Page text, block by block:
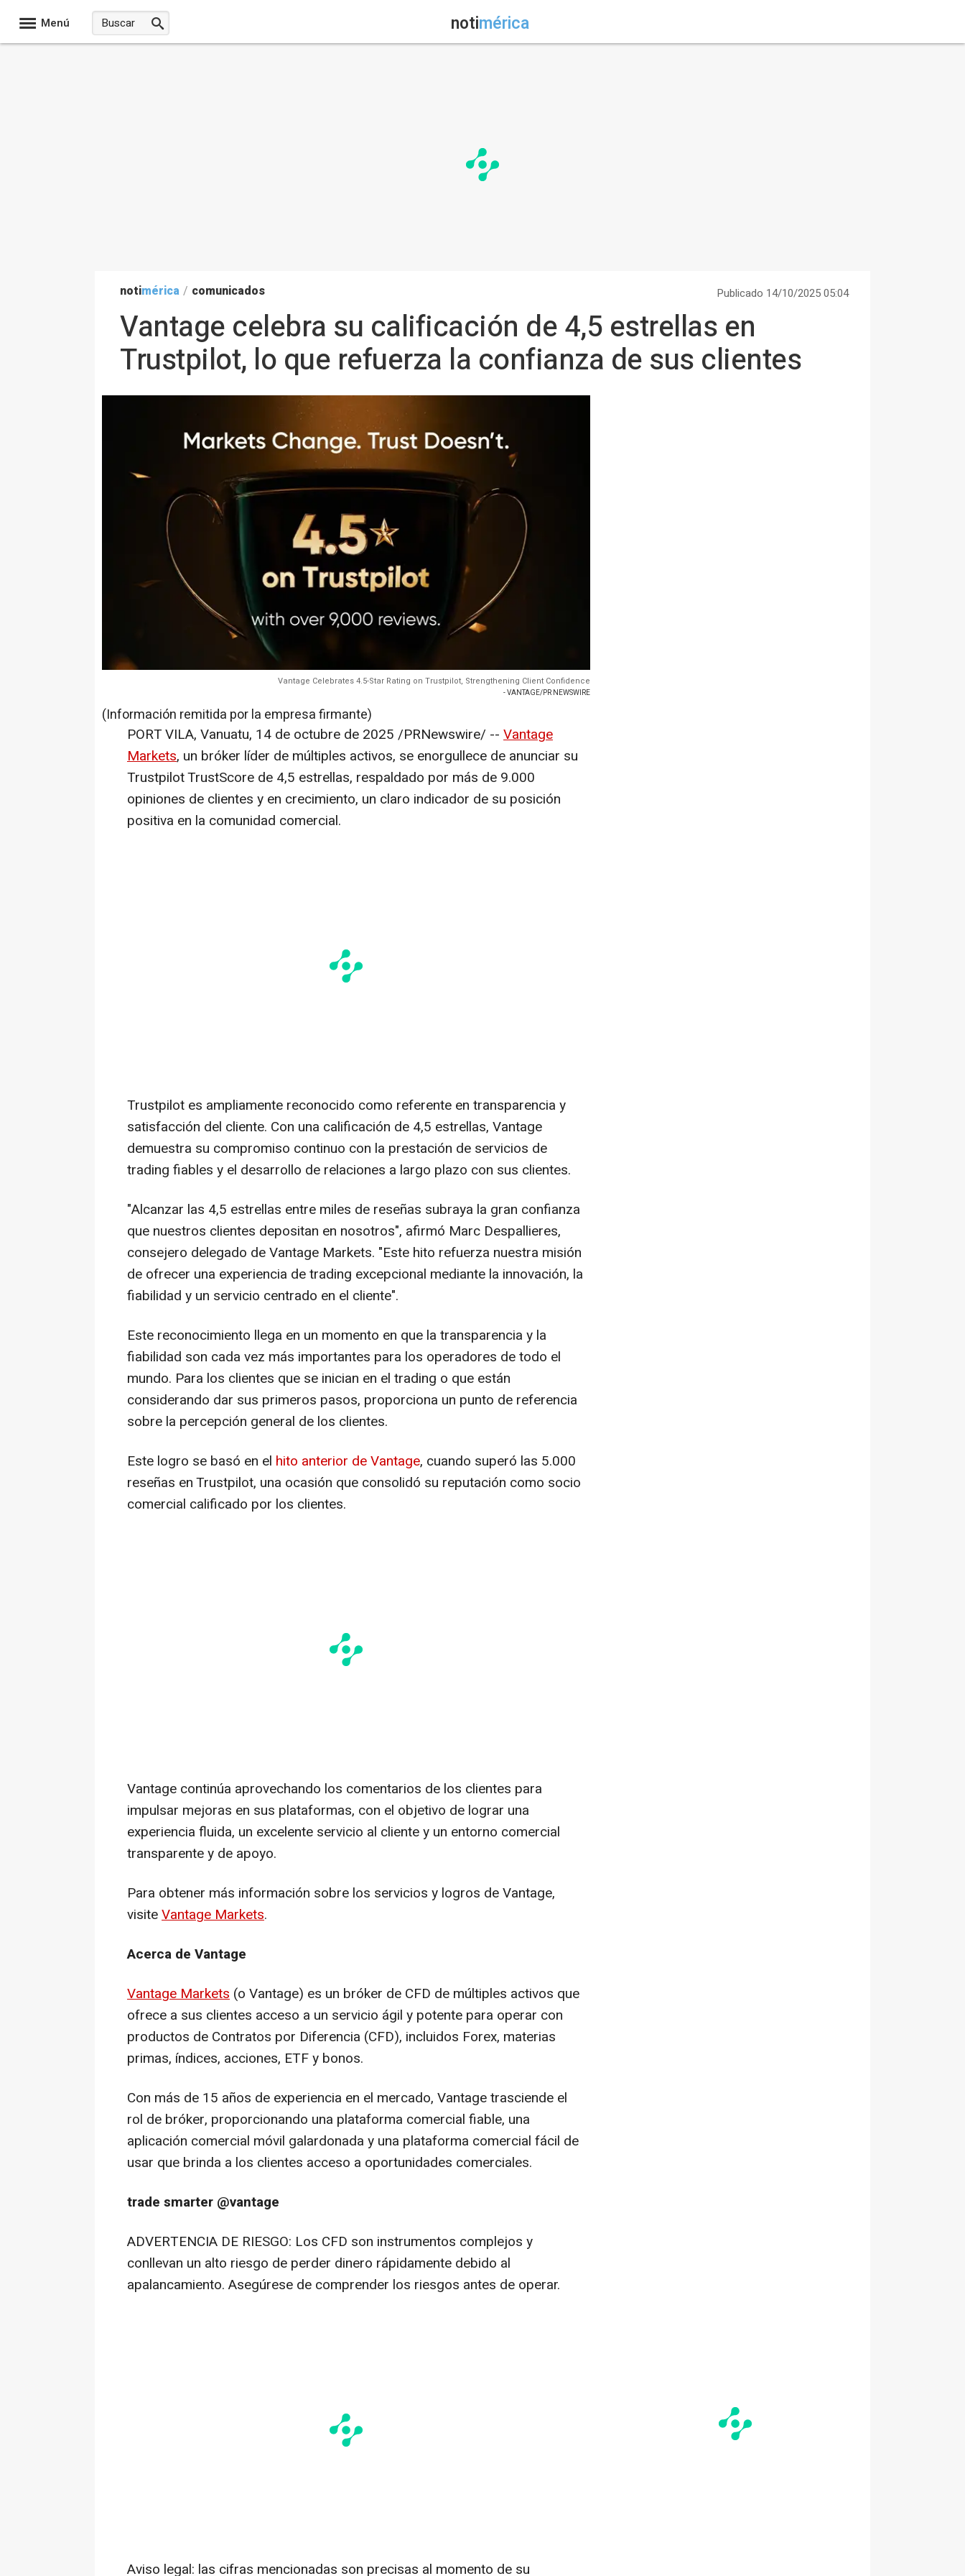
Menú notimérica
notimérica / comunicados Publicado 14/10/2025 05:04
Vantage celebra su calificación de 4,5 estrellas en
Trustpilot, lo que refuerza la confianza de sus clientes
Vantage Celebrates 4.5-Star Rating on Trustpilot, Strengthening Client Confidence
- VANTAGE/PR NEWSWIRE
(Información remitida por la empresa firmante)
PORT VILA, Vanuatu, 14 de octubre de 2025 /PRNewswire/ -- Vantage
Markets, un bróker líder de múltiples activos, se enorgullece de anunciar su
Trustpilot TrustScore de 4,5 estrellas, respaldado por más de 9.000
opiniones de clientes y en crecimiento, un claro indicador de su posición
positiva en la comunidad comercial.
Trustpilot es ampliamente reconocido como referente en transparencia y
satisfacción del cliente. Con una calificación de 4,5 estrellas, Vantage
demuestra su compromiso continuo con la prestación de servicios de
trading fiables y el desarrollo de relaciones a largo plazo con sus clientes.
"Alcanzar las 4,5 estrellas entre miles de reseñas subraya la gran confianza
que nuestros clientes depositan en nosotros", afirmó Marc Despallieres,
consejero delegado de Vantage Markets. "Este hito refuerza nuestra misión
de ofrecer una experiencia de trading excepcional mediante la innovación, la
fiabilidad y un servicio centrado en el cliente".
Este reconocimiento llega en un momento en que la transparencia y la
fiabilidad son cada vez más importantes para los operadores de todo el
mundo. Para los clientes que se inician en el trading o que están
considerando dar sus primeros pasos, proporciona un punto de referencia
sobre la percepción general de los clientes.
Este logro se basó en el hito anterior de Vantage, cuando superó las 5.000
reseñas en Trustpilot, una ocasión que consolidó su reputación como socio
comercial calificado por los clientes.
Vantage continúa aprovechando los comentarios de los clientes para
impulsar mejoras en sus plataformas, con el objetivo de lograr una
experiencia fluida, un excelente servicio al cliente y un entorno comercial
transparente y de apoyo.
Para obtener más información sobre los servicios y logros de Vantage,
visiteVantage Markets.
Acerca de Vantage
Vantage Markets (o Vantage) es un bróker de CFD de múltiples activos que
ofrece a sus clientes acceso a un servicio ágil y potente para operar con
productos de Contratos por Diferencia (CFD), incluidos Forex, materias
primas, índices, acciones, ETF y bonos.
Con más de 15 años de experiencia en el mercado, Vantage trasciende el
rol de bróker, proporcionando una plataforma comercial fiable, una
aplicación comercial móvil galardonada y una plataforma comercial fácil de
usar que brinda a los clientes acceso a oportunidades comerciales.
trade smarter @vantage
ADVERTENCIA DE RIESGO: Los CFD son instrumentos complejos y
conllevan un alto riesgo de perder dinero rápidamente debido al
apalancamiento. Asegúrese de comprender los riesgos antes de operar.
Aviso legal: las cifras mencionadas son precisas al momento de su